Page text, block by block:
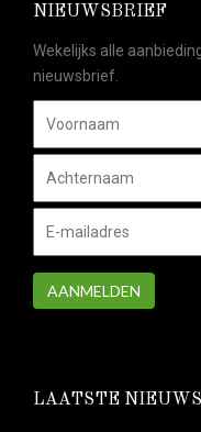
NIEUWSBRIEF
Wekelijks alle
nieuwsbrief.
AANMELDEN
LAATSTE NIEUWS